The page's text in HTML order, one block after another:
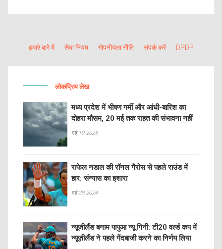
हमारे बारे में सेवा नियम गोपनीयता नीति संपर्क करें DPDP
लोकप्रिय लेख
मध्य प्रदेश में भीषण गर्मी और आंधी-बारिश का
दोहरा मौसम, 20 मई तक राहत की संभावना नहीं
मई 19 2025
राफेल नडाल की रॉनल गैरोस से पहले राउंड में
हार: संन्यास का इशारा
मई 29 2024
न्यूजीलैंड बनाम पापुआ न्यू गिनी: टी20 वर्ल्ड कप में
न्यूज़ीलैंड ने पहले गेंदबाजी करने का निर्णय लिया